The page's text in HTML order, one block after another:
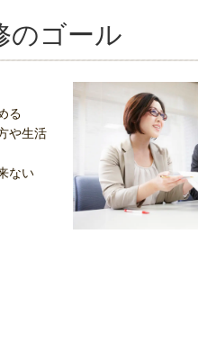
のゴール
る
や生活
ない